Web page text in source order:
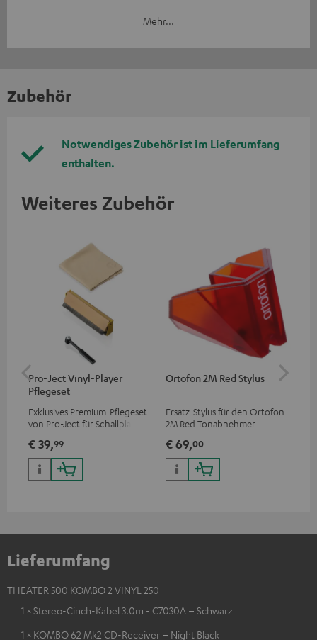
Mehr...
Zubehör
Notwendiges Zubehör ist im Lieferumfang
enthalten.
Weiteres Zubehör
Pro-Ject Vinyl-Player
Pflegeset
Exklusives Premium-Pflegeset
von Pro-Ject für Schallplatten
Webshop erhältlich
€ 39,99
Ortofon 2M Red Stylus
Ersatz-Stylus für den Ortofon
2M Red Tonabnehmer
€ 69,00
Lieferumfang
THEATER 500 KOMBO 2 VINYL 250
1 × Stereo-Cinch-Kabel 3.0m - C7030A – Schwarz
1 × KOMBO 62 Mk2 CD-Receiver – Night Black